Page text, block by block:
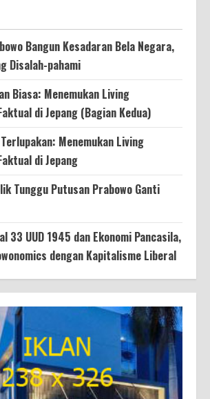
Bangun Kesadaran Bela Negara,
Disalah-pahami
Biasa: Menemukan Living
di Jepang (Bagian Kedua)
Menemukan Living
di Jepang
Tunggu Putusan Prabowo Ganti
33 UUD 1945 dan Ekonomi Pancasila,
dengan Kapitalisme Liberal